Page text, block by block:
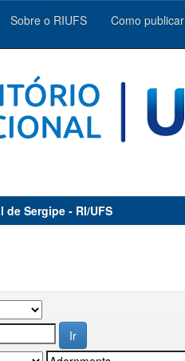
Sobre o RIUFS Como publicar
Sergipe - RI/UFS